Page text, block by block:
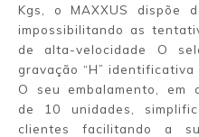
Kgs, o MAXXUS dispõe
impossibilitando as
de alta-velocidade O
gravação “H” identificativa
O seu embalamento, em
de 10 unidades,
clientes facilitando a